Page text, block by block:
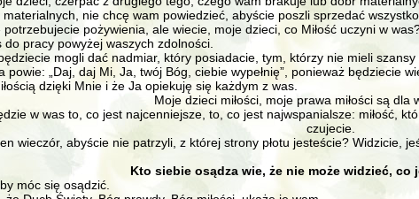
nie chcę wam powiedzieć, abyście poszli sprzedać
pożywienia, ale wiecie, moje dzieci, co Miłość uczyni w
pracy powyżej waszych zdolności.
mogli dać nadmiar, który posiadacie, tym, którzy nie mieli szansy
powie: „Daj, daj Mi, Ja, twój Bóg, ciebie wypełnię”, ponieważ będziecie
dzięki Mnie i że Ja opiekuję się każdym z was.
Moje dzieci miłości, moje prawa miłości są dla
w was to, co jest najcenniejsze, to, co jest najwspanialsze: miłość,
czujecie.
wieczór, abyście nie patrzyli, z której strony płotu jesteście? Widzicie,
Kto siebie osądza wie, że nie może widzieć, co
móc się osądzić.